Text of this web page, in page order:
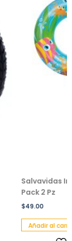
Salvavidas
Pack 2 Pz
$49.00
Añadir al